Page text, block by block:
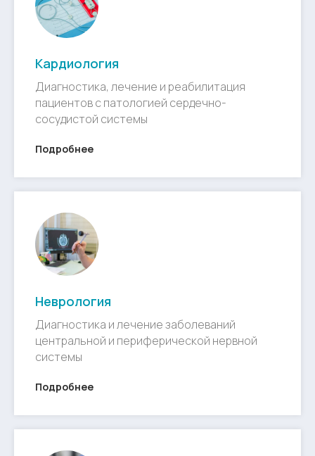
Кардиология
Диагностика, лечение и реабилитация
пациентов с патологией сердечно-
сосудистой системы
Подробнее
Неврология
Диагностика и лечение заболеваний
центральной и периферической нервной
системы
Подробнее